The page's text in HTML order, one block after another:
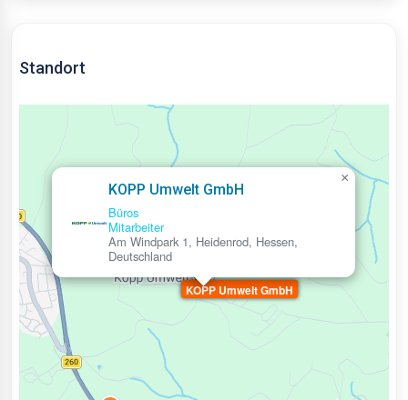
Standort
KOPP Umwelt GmbH
KOPP Umwelt GmbH
Büros
Mitarbeiter
Am Windpark 1, Heidenrod, Hessen,
Deutschland
×